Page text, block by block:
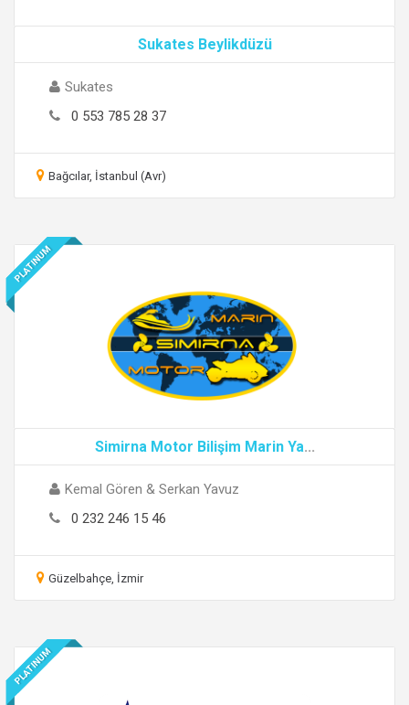
Sukates Beylikdüzü
Sukates
0 553 785 28 37
Bağcılar, İstanbul (Avr)
PLATINUM
Simirna Motor Bilişim Marin Ya...
Kemal Gören & Serkan Yavuz
0 232 246 15 46
Güzelbahçe, İzmir
PLATINUM